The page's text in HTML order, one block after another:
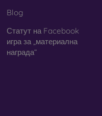
Blog
Статут на Facebook
игра за „материална
награда“